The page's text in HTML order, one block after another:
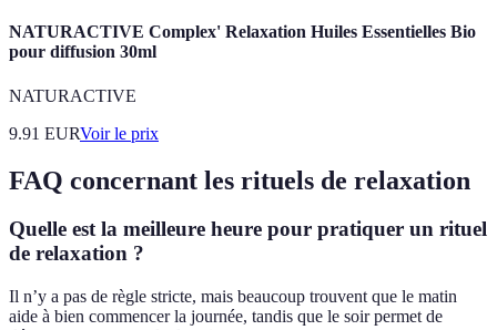
NATURACTIVE Complex' Relaxation Huiles Essentielles Bio
pour diffusion 30ml
NATURACTIVE
9.91 EURVoir le prix
FAQ concernant les rituels de relaxation
Quelle est la meilleure heure pour pratiquer un rituel
de relaxation ?
Il n’y a pas de règle stricte, mais beaucoup trouvent que le matin
aide à bien commencer la journée, tandis que le soir permet de